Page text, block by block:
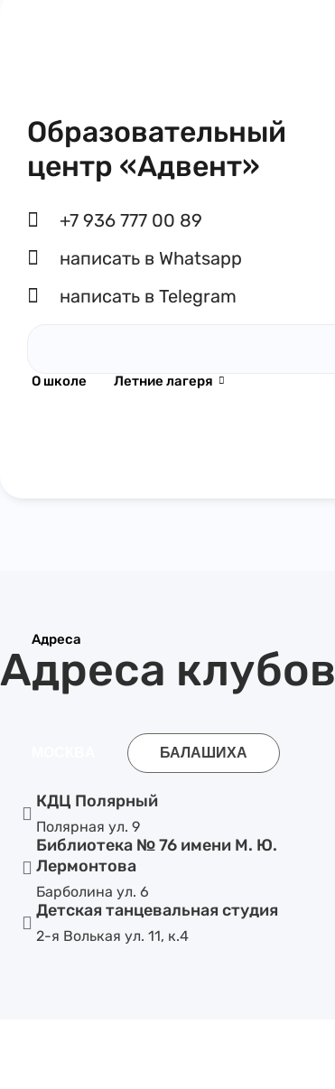
О школе Летние лагеря
Адреса
Образовательный
центр «Адвент»
+7 936 777 00 89
написать в Whatsapp
написать в Telegram
Адреса клубов
БАЛАШИХА
КДЦ Полярный
Полярная ул. 9
Библиотека № 76 имени М. Ю.
Лермонтова
Барболина ул. 6
Детская танцевальная студия
2-я Волькая ул. 11, к.4